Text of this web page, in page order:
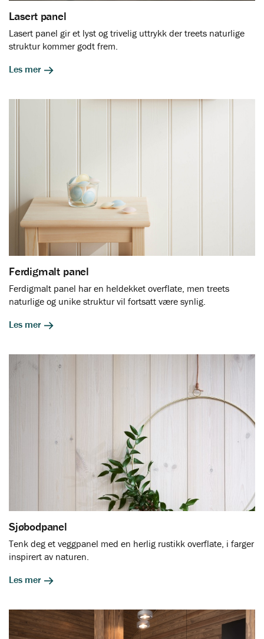
Lasert panel
Lasert panel gir et lyst og trivelig uttrykk der treets naturlige
struktur kommer godt frem.
Les mer
Ferdigmalt panel
Ferdigmalt panel har en heldekket overflate, men treets
naturlige og unike struktur vil fortsatt være synlig.
Les mer
Sjøbodpanel
Tenk deg et veggpanel med en herlig rustikk overflate, i farger
inspirert av naturen.
Les mer